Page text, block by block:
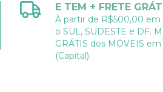
E TEM + FRETE
À partir de R$500,00 em
o SUL, SUDESTE e DF.
GRÁTIS dos MÓVEIS
(Capital).